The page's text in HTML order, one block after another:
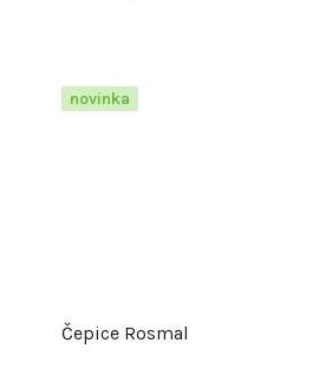
novinka
Čepice Rosmal